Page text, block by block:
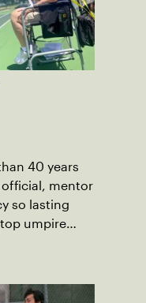
40 years
official, mentor
so lasting
umpire